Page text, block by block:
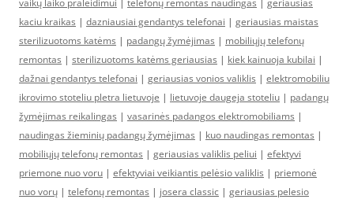
vaikų laiko praleidimui | telefonų remontas naudingas | geriausias
kaciu kraikas | dazniausiai gendantys telefonai | geriausias maistas
sterilizuotoms katėms | padangų žymėjimas | mobiliųjų telefonų
remontas | sterilizuotoms katėms geriausias | kiek kainuoja kubilai |
dažnai gendantys telefonai | geriausias vonios valiklis | elektromobiliu
ikrovimo stoteliu pletra lietuvoje | lietuvoje daugeja stoteliu | padangų
žymėjimas reikalingas | vasarinės padangos elektromobiliams |
naudingas žieminių padangų žymėjimas | kuo naudingas remontas |
mobiliųjų telefonų remontas | geriausias valiklis peliui | efektyvi
priemone nuo voru | efektyviai veikiantis pelėsio valiklis | priemonė
nuo vorų | telefonų remontas | josera classic | geriausias pelesio